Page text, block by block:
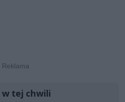
tej chwili